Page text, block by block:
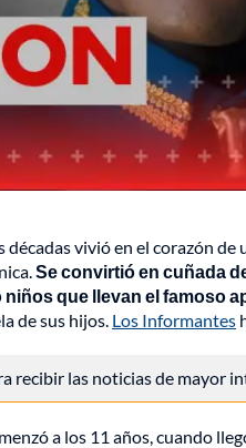
vivió en el corazón
Se convirtió en cuñada
que llevan el famoso
de sus hijos. Los Informantes
recibir las noticias de mayor
a los 11 años, cuando